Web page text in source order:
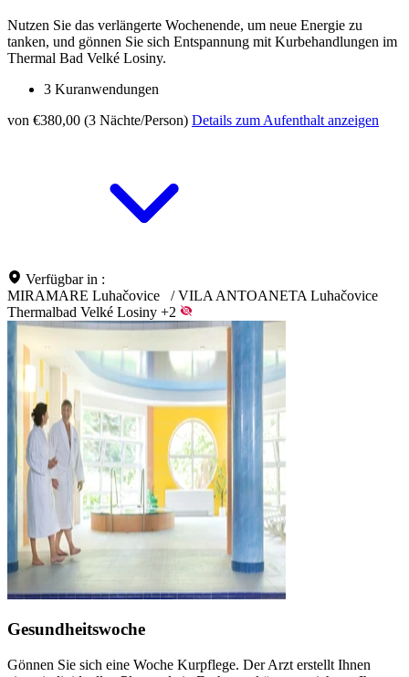
Nutzen Sie das verlängerte Wochenende, um neue Energie zu
tanken, und gönnen Sie sich Entspannung mit Kurbehandlungen im
Thermal Bad Velké Losiny.
3 Kuranwendungen
von €380,00 (3 Nächte/Person) Details zum Aufenthalt anzeigen
Verfügbar in :
MIRAMARE Luhačovice
/ VILA ANTOANETA Luhačovice
Thermalbad Velké Losiny +2
Gesundheitswoche
Gönnen Sie sich eine Woche Kurpflege. Der Arzt erstellt Ihnen